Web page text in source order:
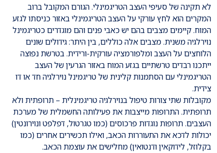
לא תקינה של סעיפי העצב הטריגמינלי. הגורם המקובל ברוב
המקרים הוא לחץ עורקי על העצב הטריגמינלי באזור כניסתו לגזע
המוח. קיימים מצבים בהם יש כאבי פנים והם מוגדרים כטריגמינל
נוירלגיה משנית. מצבים אלה כוללים, בין היתר: גידולים שונים
הלוחצים על העצב ומלפורמציה עורקית-ורידית. בטרשת נפוצה
ייתכנו רבדים טרשתיים בגזע המוח באזור הגרעין של העצב
הטריגמינלי עם הסתמנות קלינית של טריגמינל נוירלגיה חד או דו
צידית.
מקובלות שתי צורות טיפול בנוירלגיה טריגמינלית – תרופתית ולא
תרופתית. התרופות מייצבות את פעילותה החשמלית של מערכת
העצבים. תרופות נוגדות פרכוסים (כמו טגרטול, דפלפט ונוירונטין)
יכולות לדכא את התעוררות הכאב, ואילו תכשירים אחרים (כמו
בקלוזל, לידוקאין ודנטואין) מחלישים את עוצמת הכאב.